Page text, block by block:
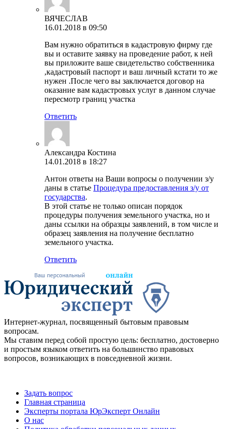
ВЯЧЕСЛАВ
16.01.2018 в 09:50
Вам нужно обратиться в кадастровую фирму где
вы и оставите заявку на проведение работ, к ней
вы приложите ваше свидетельство собственника
,кадастровый паспорт и ваш личный кстати то же
нужен .После чего вы заключается договор на
оказание вам кадастровых услуг в данном случае
пересмотр границ участка
Ответить
Александра Костина
14.01.2018 в 18:27
Антон ответы на Ваши вопросы о получении з/у
даны в статье Процедура предоставления з/у от
государства.
В этой статье не только описан порядок
процедуры получения земельного участка, но и
даны ссылки на образцы заявлений, в том числе и
образец заявления на получение бесплатно
земельного участка.
Ответить
Интернет-журнал, посвященный бытовым правовым
вопросам.
Мы ставим перед собой простую цель: бесплатно, достоверно
и простым языком ответить на большинство правовых
вопросов, возникающих в повседневной жизни.
Задать вопрос
Главная страница
Эксперты портала ЮрЭксперт Онлайн
О нас